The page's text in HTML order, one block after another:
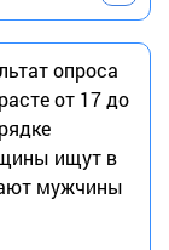
опроса
от 17 до
ищут в
мужчины